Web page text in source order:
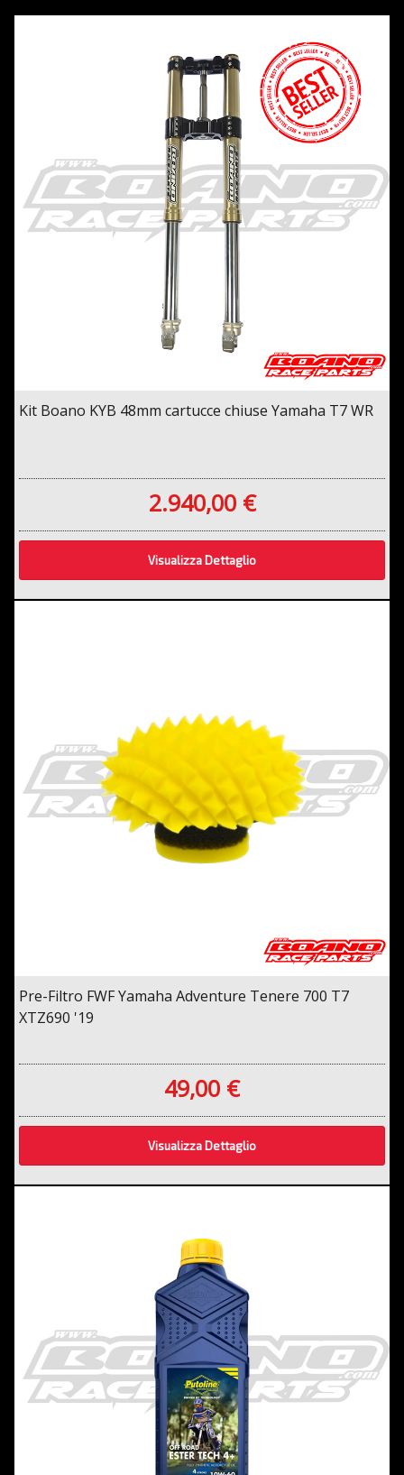
Kit Boano KYB 48mm cartucce chiuse Yamaha T7 WR
2.940,00 €
Visualizza Dettaglio
Pre-Filtro FWF Yamaha Adventure Tenere 700 T7
XTZ690 '19
49,00 €
Visualizza Dettaglio